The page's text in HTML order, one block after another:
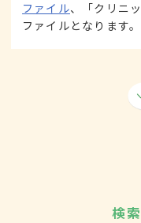
ファイル、「クリニ
ファイルとなります。
検